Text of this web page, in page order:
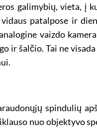
galimybių, vieta, į
patalpose ir
vaizdo
ir šalčio. Tai ne
spindulių
nuo objektyvo